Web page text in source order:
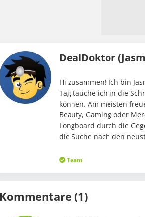
DealDoktor
Hi zusammen! Ich bin
Tag tauche ich in die
können. Am meisten
Beauty, Gaming oder
Longboard durch die
die Suche nach den
Team
Kommentare (1)